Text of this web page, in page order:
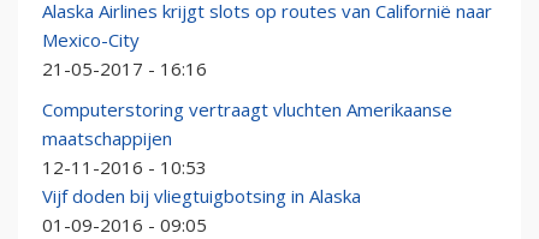
Alaska Airlines krijgt slots op routes van Californië naar
Mexico-City
21-05-2017 - 16:16
Computerstoring vertraagt vluchten Amerikaanse
maatschappijen
12-11-2016 - 10:53
Vijf doden bij vliegtuigbotsing in Alaska
01-09-2016 - 09:05